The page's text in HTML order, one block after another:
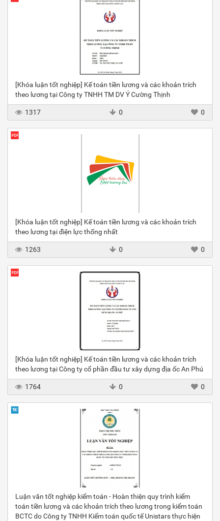
[Khóa luận tốt nghiệp] Kế toán tiền lương và các khoản trích
theo lương tại Công ty TNHH TM DV Ý Cường Thịnh
1317 0 0
[Khóa luận tốt nghiệp] Kế toán tiền lương và các khoản trích
theo lương tại điện lực thống nhất
1263 0 0
[Khóa luận tốt nghiệp] Kế toán tiền lương và các khoản trích
theo lương tại Công ty cổ phần đầu tư xây dựng địa ốc An Phú
1764 0 0
Luận văn tốt nghiệp kiểm toán - Hoàn thiện quy trình kiểm
toán tiền lương và các khoản trích theo lương trong kiểm toán
BCTC do Công ty TNHH Kiểm toán quốc tế Unistars thực hiện